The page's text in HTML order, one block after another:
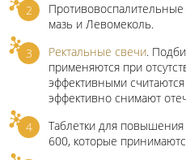
мазь и Левомеколь.
Ректальные свечи.
применяются при
эффективными
эффективно снимают
Таблетки для
600, которые